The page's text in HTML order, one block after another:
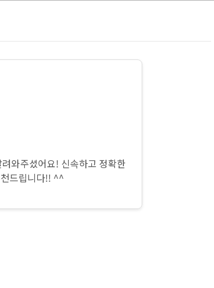
와주셨어요! 신속하고 정확한
드립니다!! ^^